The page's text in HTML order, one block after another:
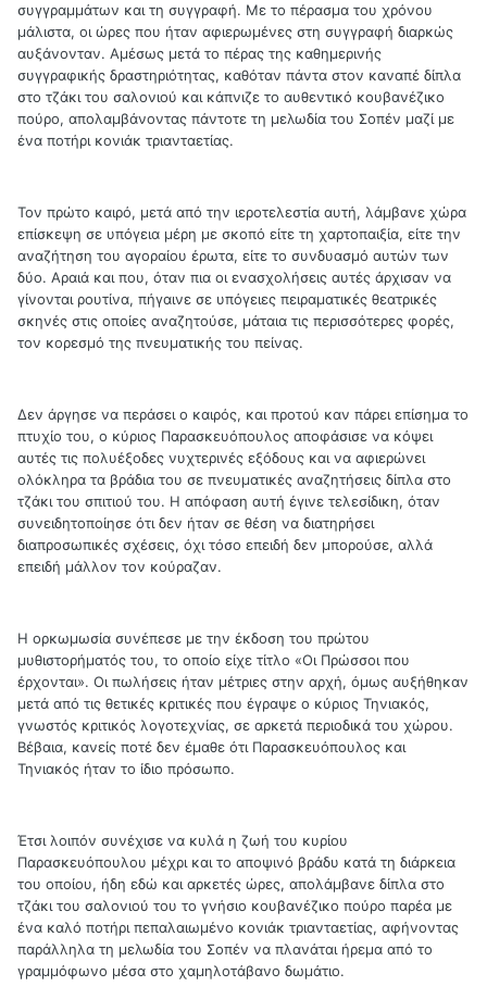
συγγραμμάτων και τη συγγραφή. Με το πέρασμα του χρόνου
μάλιστα, οι ώρες που ήταν αφιερωμένες στη συγγραφή διαρκώς
αυξάνονταν. Αμέσως μετά το πέρας της καθημερινής
συγγραφικής δραστηριότητας, καθόταν πάντα στον καναπέ δίπλα
στο τζάκι του σαλονιού και κάπνιζε το αυθεντικό κουβανέζικο
πούρο, απολαμβάνοντας πάντοτε τη μελωδία του Σοπέν μαζί με
ένα ποτήρι κονιάκ τριανταετίας.
Τον πρώτο καιρό, μετά από την ιεροτελεστία αυτή, λάμβανε χώρα
επίσκεψη σε υπόγεια μέρη με σκοπό είτε τη χαρτοπαιξία, είτε την
αναζήτηση του αγοραίου έρωτα, είτε το συνδυασμό αυτών των
δύο. Αραιά και που, όταν πια οι ενασχολήσεις αυτές άρχισαν να
γίνονται ρουτίνα, πήγαινε σε υπόγειες πειραματικές θεατρικές
σκηνές στις οποίες αναζητούσε, μάταια τις περισσότερες φορές,
τον κορεσμό της πνευματικής του πείνας.
Δεν άργησε να περάσει ο καιρός, και προτού καν πάρει επίσημα το
πτυχίο του, ο κύριος Παρασκευόπουλος αποφάσισε να κόψει
αυτές τις πολυέξοδες νυχτερινές εξόδους και να αφιερώνει
ολόκληρα τα βράδια του σε πνευματικές αναζητήσεις δίπλα στο
τζάκι του σπιτιού του. Η απόφαση αυτή έγινε τελεσίδικη, όταν
συνειδητοποίησε ότι δεν ήταν σε θέση να διατηρήσει
διαπροσωπικές σχέσεις, όχι τόσο επειδή δεν μπορούσε, αλλά
επειδή μάλλον τον κούραζαν.
Η ορκωμωσία συνέπεσε με την έκδοση του πρώτου
μυθιστορήματός του, το οποίο είχε τίτλο «Οι Πρώσσοι που
έρχονται». Οι πωλήσεις ήταν μέτριες στην αρχή, όμως αυξήθηκαν
μετά από τις θετικές κριτικές που έγραψε ο κύριος Τηνιακός,
γνωστός κριτικός λογοτεχνίας, σε αρκετά περιοδικά του χώρου.
Βέβαια, κανείς ποτέ δεν έμαθε ότι Παρασκευόπουλος και
Τηνιακός ήταν το ίδιο πρόσωπο.
Έτσι λοιπόν συνέχισε να κυλά η ζωή του κυρίου
Παρασκευόπουλου μέχρι και το αποψινό βράδυ κατά τη διάρκεια
του οποίου, ήδη εδώ και αρκετές ώρες, απολάμβανε δίπλα στο
τζάκι του σαλονιού του το γνήσιο κουβανέζικο πούρο παρέα με
ένα καλό ποτήρι πεπαλαιωμένο κονιάκ τριανταετίας, αφήνοντας
παράλληλα τη μελωδία του Σοπέν να πλανάται ήρεμα από το
γραμμόφωνο μέσα στο χαμηλοτάβανο δωμάτιο.